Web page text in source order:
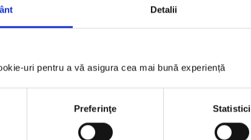
Detalii
uri pentru a vă asigura cea mai bună experiență
Preferinţe Statistici